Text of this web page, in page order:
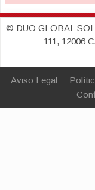
© DUO GLOBAL
111, 12006
Aviso Legal